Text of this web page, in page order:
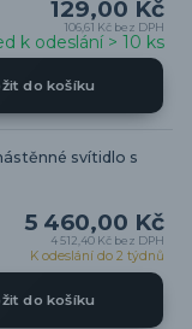
129,00 Kč
106,61 Kč bez DPH
k odeslání > 10 ks
do košíku
svítidlo s
5 460,00 Kč
4 512,40 Kč bez DPH
K odeslání do 2 týdnů
do košíku